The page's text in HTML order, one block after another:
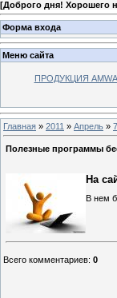
[Доброго дня! Хорошего
Форма входа
Меню сайта
ПРОДУКЦИЯ
Главная » 2011 » Апрель » 7
Полезные программы
На
В нем
Всего комментариев: 0